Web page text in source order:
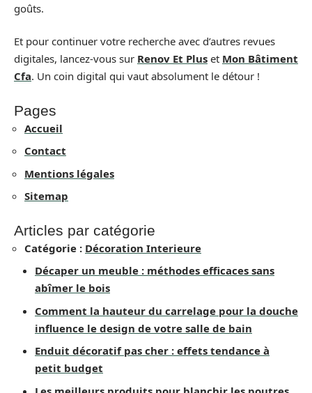
goûts.
Et pour continuer votre recherche avec d’autres revues
digitales, lancez-vous sur Renov Et Plus et Mon Bâtiment
Cfa. Un coin digital qui vaut absolument le détour !
Pages
Accueil
Contact
Mentions légales
Sitemap
Articles par catégorie
Catégorie : Décoration Interieure
Décaper un meuble : méthodes efficaces sans
abîmer le bois
Comment la hauteur du carrelage pour la douche
influence le design de votre salle de bain
Enduit décoratif pas cher : effets tendance à
petit budget